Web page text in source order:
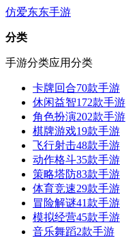
仿爱东东手游
分类
手游分类应用分类
卡牌回合70款手游
休闲益智172款手游
角色扮演202款手游
棋牌游戏19款手游
飞行射击48款手游
动作格斗35款手游
策略塔防83款手游
体育竞速29款手游
冒险解谜41款手游
模拟经营45款手游
音乐舞蹈2款手游